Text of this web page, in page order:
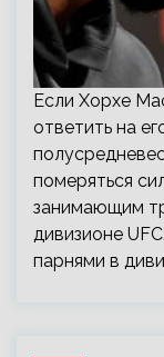
Если Хорхе
ответить на
померяться
занимающим
дивизионе
парнями в